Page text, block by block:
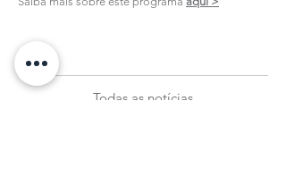
Todas as notícias